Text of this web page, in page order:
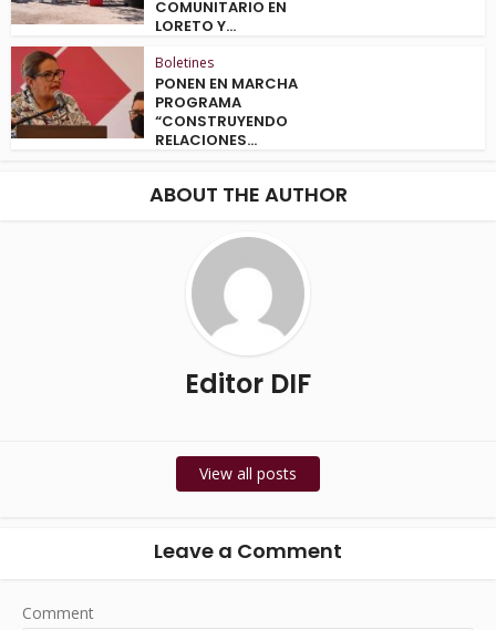
COMUNITARIO EN
LORETO Y...
Boletines
PONEN EN MARCHA
PROGRAMA
“CONSTRUYENDO
RELACIONES...
ABOUT THE AUTHOR
Editor DIF
View all posts
Leave a Comment
Comment